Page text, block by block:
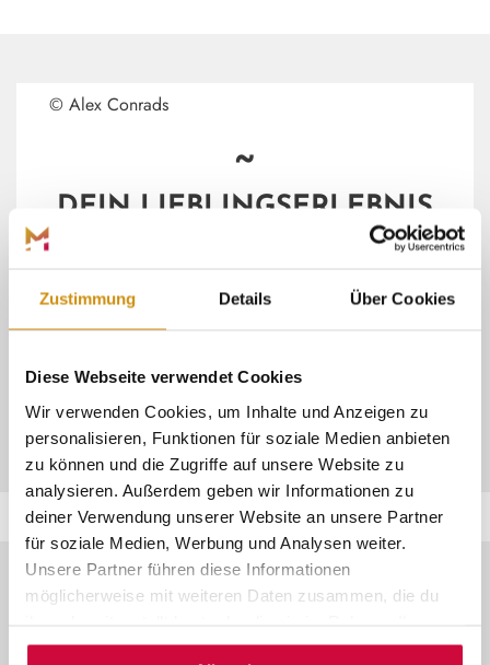
Zustimmung Details Über Cookies
Diese Webseite verwendet Cookies
Wir verwenden Cookies, um Inhalte und Anzeigen zu
personalisieren, Funktionen für soziale Medien anbieten
zu können und die Zugriffe auf unsere Website zu
analysieren. Außerdem geben wir Informationen zu
deiner Verwendung unserer Website an unsere Partner
für soziale Medien, Werbung und Analysen weiter.
Unsere Partner führen diese Informationen
möglicherweise mit weiteren Daten zusammen, die du
Nutzung der Dienste gesammelt haben.
© Alex Conrads
~
DEIN LIEBLINGSERLEBNIS
Buch dir dein
öffentlichen
ZU UNSEREN ERLEBNISSEN